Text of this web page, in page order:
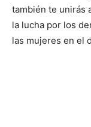
también te unirás
la lucha por los
las mujeres en el